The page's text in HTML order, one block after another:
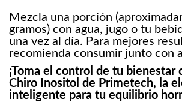
Mezcla una porción
gramos) con agua, jugo o tu
una vez al día. Para mejores
recomienda consumir junto con
¡Toma el control de tu
Chiro Inositol de Primetech, la
inteligente para tu equilibrio